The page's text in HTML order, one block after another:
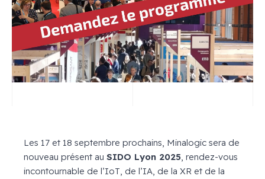
Les 17 et 18 septembre prochains, Minalogic sera de
nouveau présent au SIDO Lyon 2025, rendez-vous
incontournable de l’IoT, de l’IA, de la XR et de la